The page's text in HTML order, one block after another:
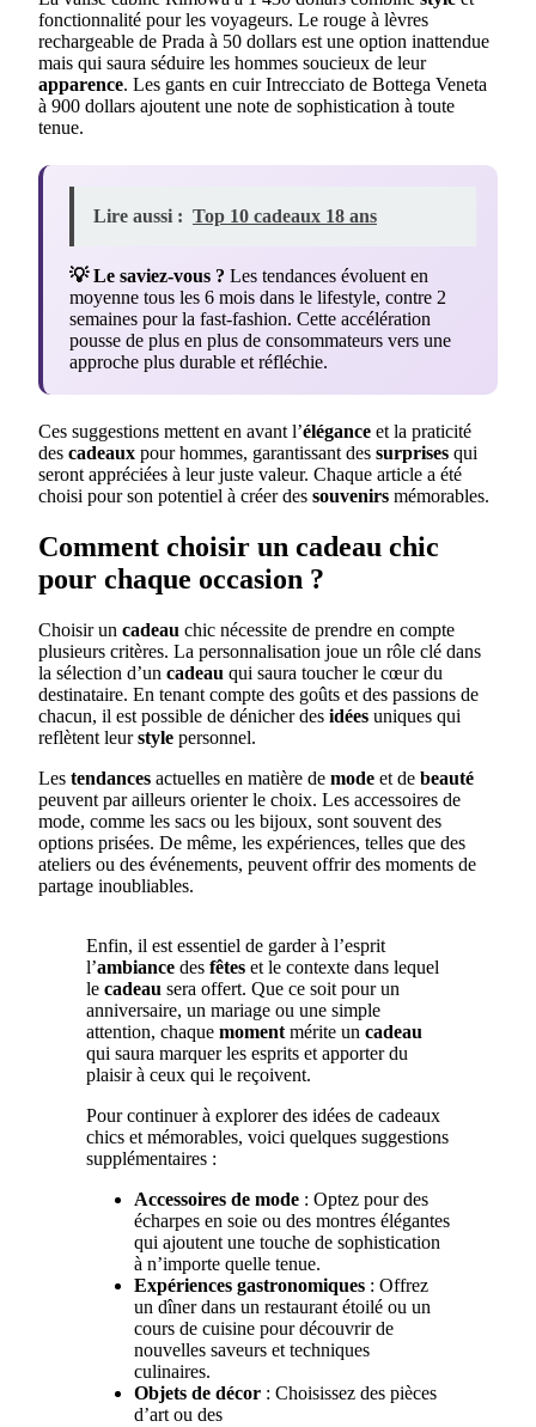
fonctionnalité pour les voyageurs. Le rouge à lèvres
rechargeable de Prada à 50 dollars est une option inattendue
mais qui saura séduire les hommes soucieux de leur
apparence. Les gants en cuir Intrecciato de Bottega Veneta
à 900 dollars ajoutent une note de sophistication à toute
tenue.
Lire aussi : Top 10 cadeaux 18 ans
💡 Le saviez-vous ? Les tendances évoluent en
moyenne tous les 6 mois dans le lifestyle, contre 2
semaines pour la fast-fashion. Cette accélération
pousse de plus en plus de consommateurs vers une
approche plus durable et réfléchie.
Ces suggestions mettent en avant l’élégance et la praticité
des cadeaux pour hommes, garantissant des surprises qui
seront appréciées à leur juste valeur. Chaque article a été
choisi pour son potentiel à créer des souvenirs mémorables.
Comment choisir un cadeau chic
pour chaque occasion ?
Choisir un cadeau chic nécessite de prendre en compte
plusieurs critères. La personnalisation joue un rôle clé dans
la sélection d’un cadeau qui saura toucher le cœur du
destinataire. En tenant compte des goûts et des passions de
chacun, il est possible de dénicher des idées uniques qui
reflètent leurstyle personnel.
Les tendances actuelles en matière de mode et de beauté
peuvent par ailleurs orienter le choix. Les accessoires de
mode, comme les sacs ou les bijoux, sont souvent des
options prisées. De même, les expériences, telles que des
ateliers ou des événements, peuvent offrir des moments de
partage inoubliables.
Enfin, il est essentiel de garder à l’esprit
l’ambiance des fêtes et le contexte dans lequel
le cadeau sera offert. Que ce soit pour un
anniversaire, un mariage ou une simple
attention, chaque moment mérite un cadeau
qui saura marquer les esprits et apporter du
plaisir à ceux qui le reçoivent.
Pour continuer à explorer des idées de cadeaux
chics et mémorables, voici quelques suggestions
supplémentaires :
Accessoires de mode : Optez pour des
écharpes en soie ou des montres élégantes
qui ajoutent une touche de sophistication
à n’importe quelle tenue.
Expériences gastronomiques : Offrez
un dîner dans un restaurant étoilé ou un
cours de cuisine pour découvrir de
nouvelles saveurs et techniques
culinaires.
Objets de décor : Choisissez des pièces
d’art ou des